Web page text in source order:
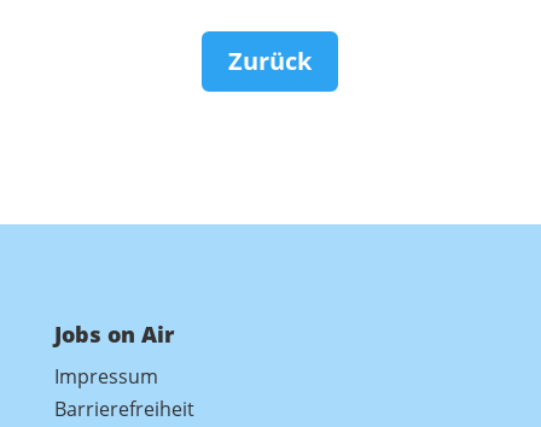
Zurück
Jobs on Air
Impressum
Barrierefreiheit